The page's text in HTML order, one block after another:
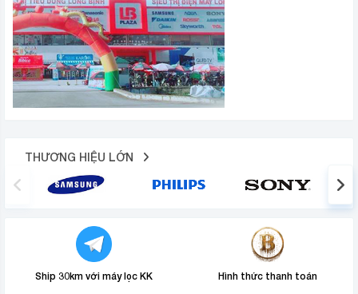
THƯƠNG HIỆU LỚN
Ship 30km với máy lọc KK Hình thức thanh toán